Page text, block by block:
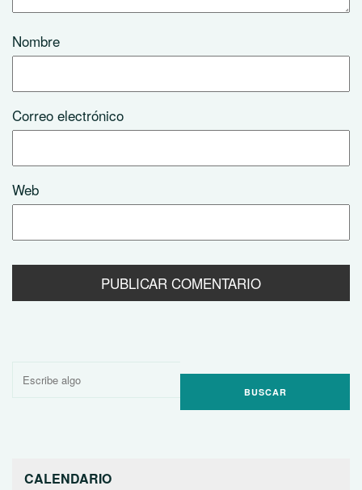
Nombre
Correo electrónico
Web
Buscar
CALENDARIO